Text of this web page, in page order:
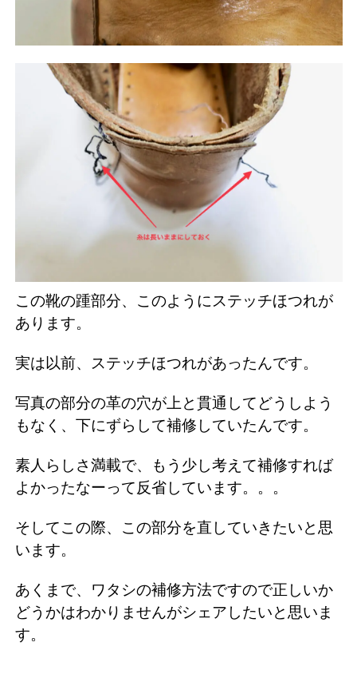
この靴の踵部分、このようにステッチほつれが
あります。
実は以前、ステッチほつれがあったんです。
写真の部分の革の穴が上と貫通してどうしよう
もなく、下にずらして補修していたんです。
素人らしさ満載で、もう少し考えて補修すれば
よかったなーって反省しています。。。
そしてこの際、この部分を直していきたいと思
います。
あくまで、ワタシの補修方法ですので正しいか
どうかはわかりませんがシェアしたいと思いま
す。